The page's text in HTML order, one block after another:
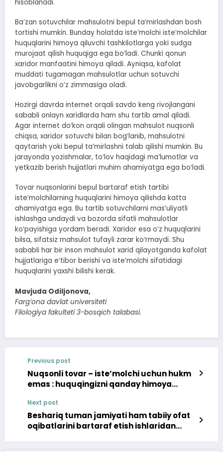
hisoblanadi.
Ba’zan sotuvchilar mahsulotni bepul ta’mirlashdan bosh
tortishi mumkin. Bunday holatda iste’molchi iste’molchilar
huquqlarini himoya qiluvchi tashkilotlarga yoki sudga
murojaat qilish huquqiga ega bo‘ladi. Chunki qonun
xaridor manfaatini himoya qiladi. Ayniqsa, kafolat
muddati tugamagan mahsulotlar uchun sotuvchi
javobgarlikni o‘z zimmasiga oladi.
Hozirgi davrda internet orqali savdo keng rivojlangani
sababli onlayn xaridlarda ham shu tartib amal qiladi.
Agar internet do‘kon orqali olingan mahsulot nuqsonli
chiqsa, xaridor sotuvchi bilan bog‘lanib, mahsulotni
qaytarish yoki bepul ta’mirlashni talab qilishi mumkin. Bu
jarayonda yozishmalar, to‘lov haqidagi ma’lumotlar va
yetkazib berish hujjatlari muhim ahamiyatga ega bo‘ladi.
Tovar nuqsonlarini bepul bartaraf etish tartibi
iste’molchilarning huquqlarini himoya qilishda katta
ahamiyatga ega. Bu tartib sotuvchilarni mas’uliyatli
ishlashga undaydi va bozorda sifatli mahsulotlar
ko‘payishiga yordam beradi. Xaridor esa o‘z huquqlarini
bilsa, sifatsiz mahsulot tufayli zarar ko‘rmaydi. Shu
sababli har bir inson mahsulot xarid qilayotganda kafolat
hujjatlariga e’tibor berishi va iste’molchi sifatidagi
huquqlarini yaxshi bilishi kerak.
Mavjuda Odiljonova,
Farg’ona davlat universiteti
Filologiya fakulteti 3-bosqich talabasi.
Previous post
Nuqsonli tovar – iste’molchi uchun hukm
emas : huquqingizni qanday himoya
Next post
Beshariq tuman jamiyati ham tabiiy ofat
oqibatlarini bartaraf etish ishlaridan